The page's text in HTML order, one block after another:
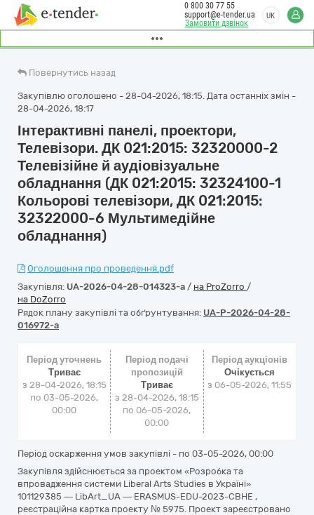
Замовити дзвінок
0 800 30 77 55
support@e-tender.ua
UK
Повернутись назад
Закупівлю оголошено - 28-04-2026, 18:15. Дата останніх змін -
28-04-2026, 18:17
Інтерактивні панелі, проектори,
Телевізори. ДК 021:2015: 32320000-2
Телевізійне й аудіовізуальне
обладнання (ДК 021:2015: 32324100-1
Кольорові телевізори, ДК 021:2015:
32322000-6 Мультимедійне
обладнання)
Оголошення про проведення.pdf
Закупівля: UA-2026-04-28-014323-a / на ProZorro /
на DoZorro
Рядок плану закупівлі та обґрунтування: UA-P-2026-04-28-
016972-a
Період уточнень
Триває
з 28-04-2026, 18:15
по 03-05-2026,
00:00
Період подачі
пропозицій
Триває
з 28-04-2026, 18:15
по 06-05-2026,
00:00
Період аукціонів
Очікується
з 06-05-2026, 11:55
Період оскарження умов закупівлі - по 03-05-2026, 00:00
Закупівля здійснюється за проектом «Розробка та
впровадження системи Liberal Arts Studies в Україні»
101129385 — LibArt_UA — ERASMUS-EDU-2023-CBHE ,
реєстраційна картка проекту № 5975. Проект зареєстровано